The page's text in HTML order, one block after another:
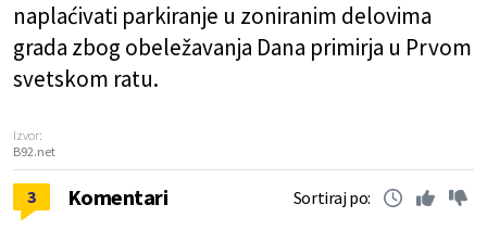
naplaćivati parkiranje u zoniranim delovima
grada zbog obeležavanja Dana primirja u Prvom
svetskom ratu.
Izvor:
B92.net
3 Komentari Sortiraj po: